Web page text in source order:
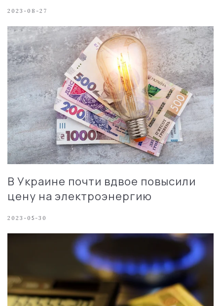
2023-08-27
В Украине почти вдвое повысили
цену на электроэнергию
2023-05-30